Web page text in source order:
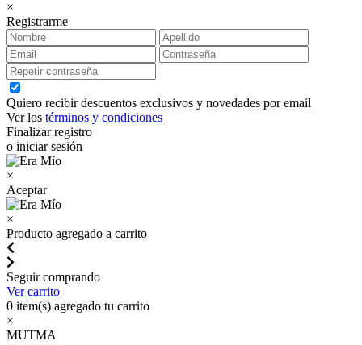
×
Registrarme
Quiero recibir descuentos exclusivos y novedades por email
Ver los términos y condiciones
Finalizar registro
o iniciar sesión
×
Aceptar
×
Producto agregado a carrito
Seguir comprando
Ver carrito
0 item(s) agregado tu carrito
×
MUTMA